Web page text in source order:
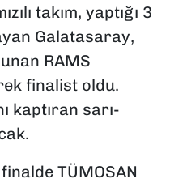
takım, yaptığı 3
Galatasaray,
RAMS
finalist oldu.
kaptıran sarı-
TÜMOSAN